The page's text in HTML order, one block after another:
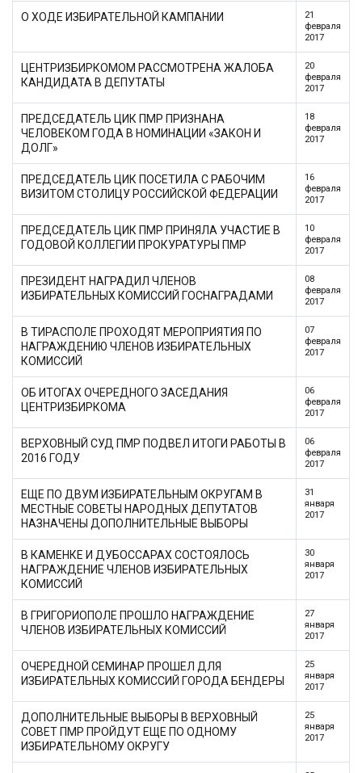
О ХОДЕ ИЗБИРАТЕЛЬНОЙ КАМПАНИИ
21
февраля
2017
ЦЕНТРИЗБИРКОМОМ РАССМОТРЕНА ЖАЛОБА
КАНДИДАТА В ДЕПУТАТЫ
20
февраля
2017
ПРЕДСЕДАТЕЛЬ ЦИК ПМР ПРИЗНАНА
ЧЕЛОВЕКОМ ГОДА В НОМИНАЦИИ «ЗАКОН И
ДОЛГ»
18
февраля
2017
ПРЕДСЕДАТЕЛЬ ЦИК ПОСЕТИЛА С РАБОЧИМ
ВИЗИТОМ СТОЛИЦУ РОССИЙСКОЙ ФЕДЕРАЦИИ
16
февраля
2017
ПРЕДСЕДАТЕЛЬ ЦИК ПМР ПРИНЯЛА УЧАСТИЕ В
ГОДОВОЙ КОЛЛЕГИИ ПРОКУРАТУРЫ ПМР
10
февраля
2017
ПРЕЗИДЕНТ НАГРАДИЛ ЧЛЕНОВ
ИЗБИРАТЕЛЬНЫХ КОМИССИЙ ГОСНАГРАДАМИ
08
февраля
2017
В ТИРАСПОЛЕ ПРОХОДЯТ МЕРОПРИЯТИЯ ПО
НАГРАЖДЕНИЮ ЧЛЕНОВ ИЗБИРАТЕЛЬНЫХ
КОМИССИЙ
07
февраля
2017
ОБ ИТОГАХ ОЧЕРЕДНОГО ЗАСЕДАНИЯ
ЦЕНТРИЗБИРКОМА
06
февраля
2017
ВЕРХОВНЫЙ СУД ПМР ПОДВЕЛ ИТОГИ РАБОТЫ В
2016 ГОДУ
06
февраля
2017
ЕЩЕ ПО ДВУМ ИЗБИРАТЕЛЬНЫМ ОКРУГАМ В
МЕСТНЫЕ СОВЕТЫ НАРОДНЫХ ДЕПУТАТОВ
НАЗНАЧЕНЫ ДОПОЛНИТЕЛЬНЫЕ ВЫБОРЫ
31
января
2017
В КАМЕНКЕ И ДУБОССАРАХ СОСТОЯЛОСЬ
НАГРАЖДЕНИЕ ЧЛЕНОВ ИЗБИРАТЕЛЬНЫХ
КОМИССИЙ
30
января
2017
В ГРИГОРИОПОЛЕ ПРОШЛО НАГРАЖДЕНИЕ
ЧЛЕНОВ ИЗБИРАТЕЛЬНЫХ КОМИССИЙ
27
января
2017
ОЧЕРЕДНОЙ СЕМИНАР ПРОШЕЛ ДЛЯ
ИЗБИРАТЕЛЬНЫХ КОМИССИЙ ГОРОДА БЕНДЕРЫ
25
января
2017
ДОПОЛНИТЕЛЬНЫЕ ВЫБОРЫ В ВЕРХОВНЫЙ
СОВЕТ ПМР ПРОЙДУТ ЕЩЕ ПО ОДНОМУ
ИЗБИРАТЕЛЬНОМУ ОКРУГУ
25
января
2017